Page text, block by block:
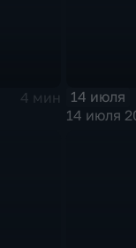
4 мин
14 июля
14 июля